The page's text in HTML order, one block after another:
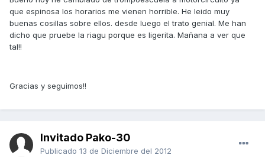
que espinosa los horarios me vienen horrible. He leido muy
buenas cosillas sobre ellos. desde luego el trato genial. Me han
dicho que pruebe la riagu porque es ligerita. Mañana a ver que
tal!!
Gracias y seguimos!!
Invitado Pako-30
Publicado 13 de Diciembre del 2012